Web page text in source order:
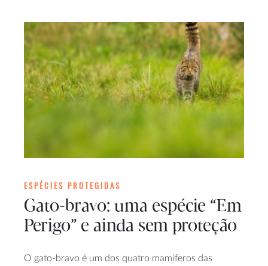
ESPÉCIES PROTEGIDAS
Gato-bravo: uma espécie “Em
Perigo” e ainda sem proteção
O gato-bravo é um dos quatro mamíferos das